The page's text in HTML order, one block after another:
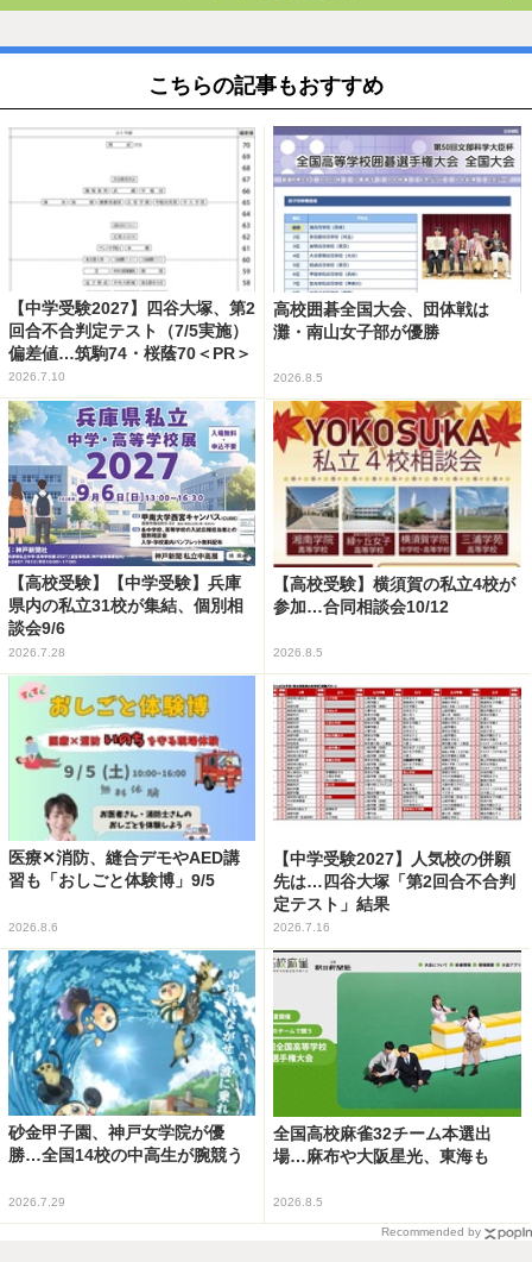
こちらの記事もおすすめ
【中学受験2027】四谷大塚、第2
回合不合判定テスト（7/5実施）
偏差値…筑駒74・桜蔭70＜PR＞
2026.7.10
高校囲碁全国大会、団体戦は
灘・南山女子部が優勝
2026.8.5
【高校受験】【中学受験】兵庫
県内の私立31校が集結、個別相
談会9/6
2026.7.28
【高校受験】横須賀の私立4校が
参加…合同相談会10/12
2026.8.5
医療✕消防、縫合デモやAED講
習も「おしごと体験博」9/5
2026.8.6
【中学受験2027】人気校の併願
先は…四谷大塚「第2回合不合判
定テスト」結果
2026.7.16
砂金甲子園、神戸女学院が優
勝…全国14校の中高生が腕競う
2026.7.29
全国高校麻雀32チーム本選出
場…麻布や大阪星光、東海も
2026.8.5
Recommended by